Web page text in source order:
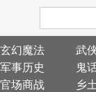
玄幻魔法 武
军事历史 鬼
官场商战 乡